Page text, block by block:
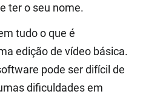
ter o seu nome.
tudo o que é
edição de vídeo básica.
pode ser difícil de
dificuldades em